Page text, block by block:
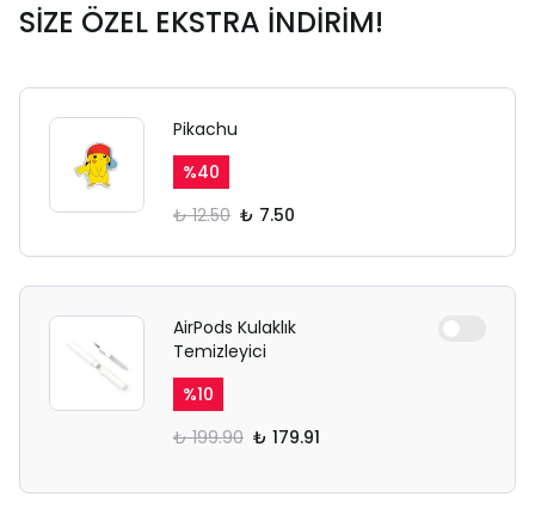
SİZE ÖZEL EKSTRA İNDİRİM!
Pikachu
%40
₺ 12.50 ₺ 7.50
AirPods Kulaklık
Temizleyici
%10
₺ 199.90 ₺ 179.91